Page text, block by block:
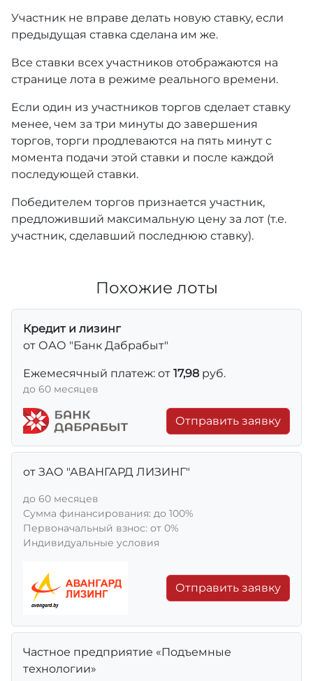
Участник не вправе делать новую ставку, если
предыдущая ставка сделана им же.
Все ставки всех участников отображаются на
странице лота в режиме реального времени.
Если один из участников торгов сделает ставку
менее, чем за три минуты до завершения
торгов, торги продлеваются на пять минут с
момента подачи этой ставки и после каждой
последующей ставки.
Победителем торгов признается участник,
предложивший максимальную цену за лот (т.е.
участник, сделавший последнюю ставку).
Похожие лоты
Кредит и лизинг
от ОАО "Банк Дабрабыт"
Ежемесячный платеж: от 17,98 руб.
до 60 месяцев
Отправить заявку
от ЗАО "АВАНГАРД ЛИЗИНГ"
до 60 месяцев
Сумма финансирования: до 100%
Первоначальный взнос: от 0%
Индивидуальные условия
Отправить заявку
Частное предприятие «Подъемные
технологии»